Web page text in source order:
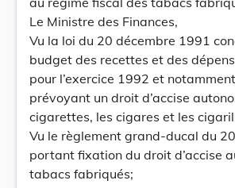
Le Ministre des Finances,
Vu la loi du 20 décembre 1991
budget des recettes et des
pour l’exercice 1992 et
prévoyant un droit d’accise
cigarettes, les cigares et les
Vu le règlement grand-ducal du
portant fixation du droit d’accise
tabacs fabriqués;